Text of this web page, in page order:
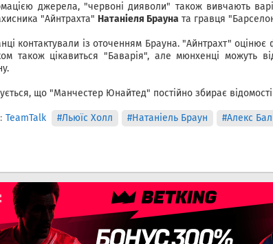
джерела, "червоні дияволи" також вивчають
"Айнтрахта" Натаніеля Брауна та гравця
контактували із оточенням Брауна. "Айнтрахт" оцінює
також цікавиться "Баварія", але мюнхенці можуть
що "Манчестер Юнайтед" постійно збирає
TeamTalk #Льюїс Холл #Натаніель Браун #Алекс